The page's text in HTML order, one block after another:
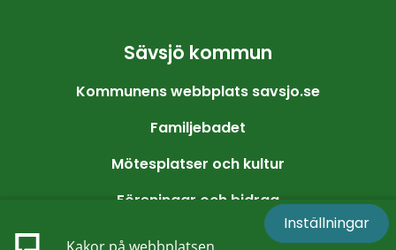
Sävsjö kommun
Kommunens webbplats savsjo.se
Familjebadet
Mötesplatser och kultur
Föreningar och bidrag
Friluftsliv och motion
Inställningar